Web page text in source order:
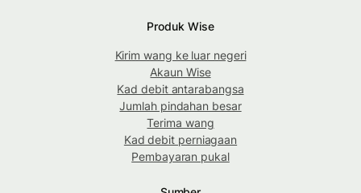
Produk Wise
Kirim wang ke luar negeri
Akaun Wise
Kad debit antarabangsa
Jumlah pindahan besar
Terima wang
Kad debit perniagaan
Pembayaran pukal